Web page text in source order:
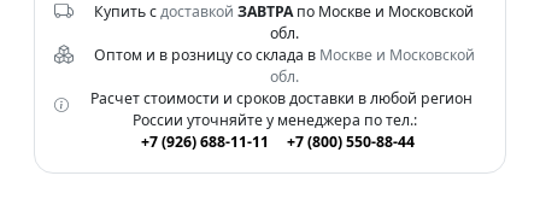
Купить сдоставкой ЗАВТРАпо Москве и Московской
обл.
Оптом и в розницу со склада в Москве и Московской
обл.
Расчет стоимости и сроков доставки в любой регион
России уточняйте у менеджера по тел.:
+7 (926) 688-11-11
+7 (800) 550-88-44